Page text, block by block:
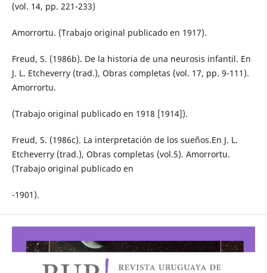
(vol. 14, pp. 221-233)
Amorrortu. (Trabajo original publicado en 1917).
Freud, S. (1986b). De la historia de una neurosis infantil. En
J. L. Etcheverry (trad.), Obras completas (vol. 17, pp. 9-111).
Amorrortu.
(Trabajo original publicado en 1918 [1914]).
Freud, S. (1986c). La interpretación de los sueños.En J. L.
Etcheverry (trad.), Obras completas (vol.5). Amorrortu.
(Trabajo original publicado en
-1901).